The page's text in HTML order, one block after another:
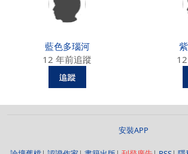
藍色多瑙河
12 年前追蹤
安裝APP